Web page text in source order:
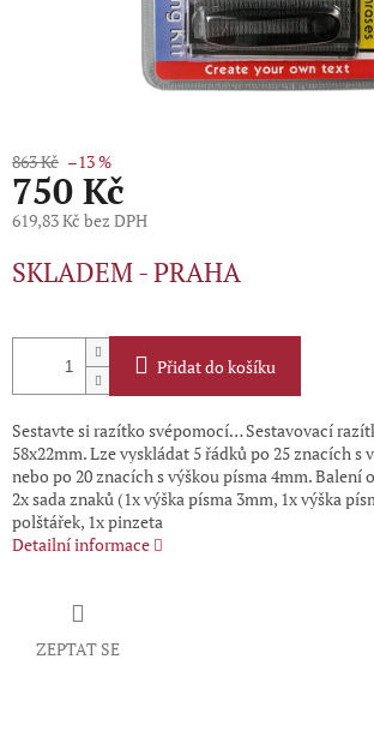
863 Kč –13 %
750 Kč
619,83 Kč bez DPH
cena:
SKLADEM - PRAHA
Přidat do košíku
Sestavte si razítko svépomocí… Sestavovací
58x22mm. Lze vyskládat 5 řádků po 25 znacích s
nebo po 20 znacích s výškou písma 4mm. Balení
2x sada znaků (1x výška písma 3mm, 1x výška
polštářek, 1x pinzeta
Detailní informace
ZEPTAT SE